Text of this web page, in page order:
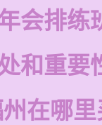
会排练
和重要
在哪